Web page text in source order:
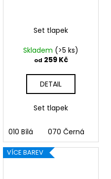
090 Stříbrná 091 Zlatá
Set tlapek
Skladem (>5 ks)
od 259 Kč
DETAIL
Set tlapek
010 Bílá 070 Černá
VÍCE BAREV